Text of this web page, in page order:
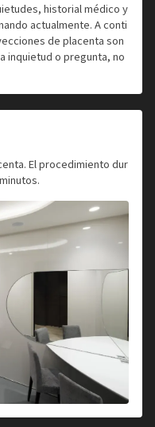
historial médico y
actualmente. A conti
de placenta son
inquietud o pregunta, no
El procedimiento dur